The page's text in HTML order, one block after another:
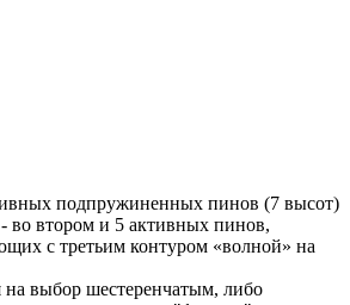
подпружиненных пинов (7 высот)
во втором и 5 активных пинов,
с третьим контуром «волной» на
выбор шестеренчатым, либо